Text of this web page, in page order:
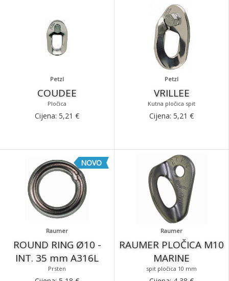
Petzl
COUDEE
Pločica
Cijena: 5,21 €
Petzl
VRILLEE
Kutna pločica spit
Cijena: 5,21 €
Raumer
ROUND RING Ø10 -
INT. 35 mm A316L
Prsten
NOVO
Raumer
RAUMER PLOČICA M10
MARINE
spit pločica 10 mm